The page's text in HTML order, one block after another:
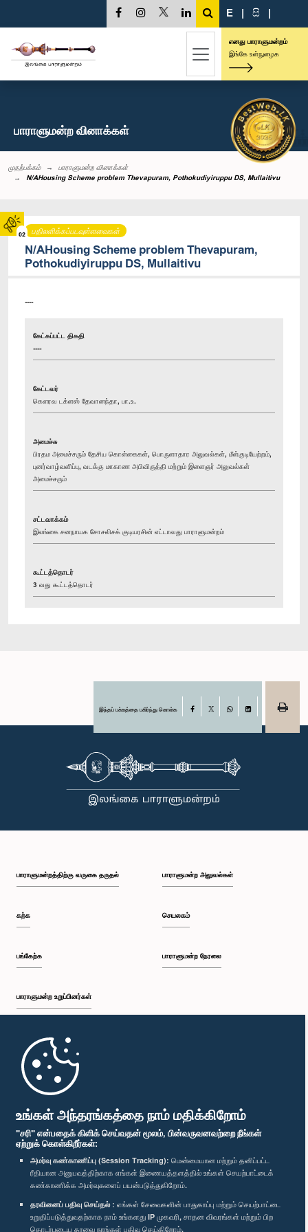
உங்கள் அந்தரங்கத்தை நாம் மதிக்கிறோம்
"சரி" என்பதைக் கிளிக் செய்வதன் மூலம், பின்வருவனவற்றை நீங்கள்
ஏற்றுக் கொள்கிறீர்கள்:
அமர்வு கண்காணிப்பு (Session Tracking): மென்மையான மற்றும் தனிப்பட்ட
ரீதியான அனுபவத்திற்காக எங்கள் இணையத்தளத்தில் உங்கள் செயற்பாட்டைக்
கண்காணிக்க அமர்வுகளைப் பயன்படுத்துகிறோம்.
தரவினைப் பதிவு செய்தல் : எங்கள் சேவைகளின் பாதுகாப்பு மற்றும் செயற்பாட்டை
உறுதிப்படுத்துவதற்காக நாம் உங்களது IP முகவரி, சாதன விவரங்கள் மற்றும் பிற
தொடர்புடைய தரவை நாங்கள் பதிவு செய்கிறோம்.
02
E | සි |
எனது பாராளுமன்றம்
இங்கே உள்நுழைக
பாராளுமன்ற வினாக்கள்
முதற்பக்கம்
பாராளுமன்ற வினாக்கள்
N/AHousing Scheme problem Thevapuram, Pothokudiyiruppu DS, Mullaitivu
பதிலளிக்கப்படவுள்ளவைகள்
N/AHousing Scheme problem Thevapuram,
Pothokudiyiruppu DS, Mullaitivu
----
கேட்கப்பட்ட திகதி
----
கேட்டவர்
கௌரவ டக்ளஸ் தேவானந்தா, பா.உ.
அமைச்சு
பிரதம அமைச்சரும் தேசிய கொள்கைகள், பொருளாதார அலுவல்கள், மீள்குடியேற்றம்,
புனர்வாழ்வளிப்பு, வடக்கு மாகாண அபிவிருத்தி மற்றும் இளைஞர் அலுவல்கள்
அமைச்சரும்
சட்டவாக்கம்
இலங்கை சனநாயக சோசலிசக் குடியரசின் எட்டாவது பாராளுமன்றம்
கூட்டத்தொடர்
3 வது கூட்டத்தொடர்
இந்தப் பக்கத்தை பகிர்ந்து கொள்க Facebook
பாராளுமன்றத்திற்கு வருகை தருதல்
கற்க
பங்கேற்க
பாராளுமன்ற உறுப்பினர்கள்
முதற்பக்கம்
பாராளுமன்ற அலுவல்கள்
செயலகம்
பாராளுமன்ற நேரலை
பாராளுமன்ற கையடக்க செயலி
எம்மை பின்தொடர்க :
விருதுகள்